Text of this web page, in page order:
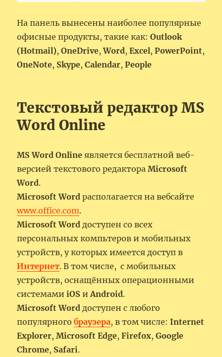
На панель вынесены наиболее популярные
офисные продукты, такие как:Outlook
(Hotmail),OneDrive,Word,Excel,PowerPoint,
OneNote, Skype,Calendar,People
Текстовый редактор MS
Word Online
MS Word Online является бесплатной веб-
версией текстового редактораMicrosoft
Word.
Microsoft Word располагается на вебсайте
www.office.com.
Microsoft Word доступен со всех
персональных компьтеров и мобильных
устройств, у которых имеется доступ в
Интернет. В том числе, с мобильных
устройств, оснащённых операционными
системамиiOS иAndroid.
Microsoft Word доступен с любого
популярногобраузера, в том числе:Internet
Explorer,Microsoft Edge,Firefox,Google
Chrome, Safari.